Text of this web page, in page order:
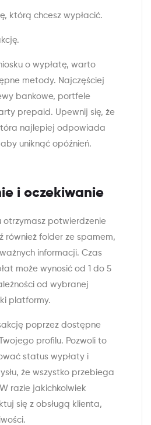
którą chcesz wypłacić.
o wypłatę, warto
metody. Najczęściej
bankowe, portfele
prepaid. Upewnij się, że
najlepiej odpowiada
uniknąć opóźnień.
i oczekiwanie
otrzymasz potwierdzenie
również folder ze spamem,
informacji. Czas
może wynosić od 1 do 5
od wybranej
platformy.
poprzez dostępne
profilu. Pozwoli to
status wypłaty i
że wszystko przebiega
razie jakichkolwiek
się z obsługą klienta,